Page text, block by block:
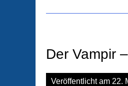
Der Vampir
Veröffentlicht am 22.